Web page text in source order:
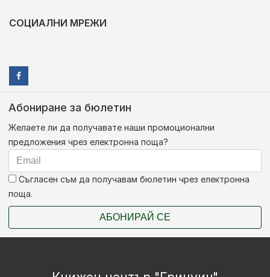
СОЦИАЛНИ МРЕЖИ
Абониране за бюлетин
Желаете ли да получавате наши промоционални
предложения чрез електронна поща?
Съгласен съм да получавам бюлетин чрез електронна
поща.
АБОНИРАЙ СЕ